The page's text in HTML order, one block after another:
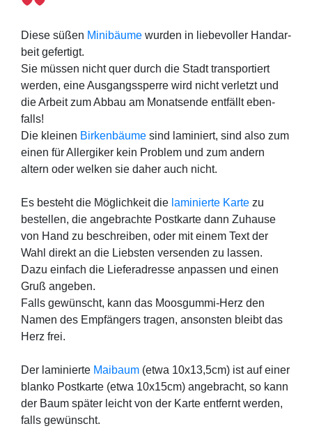
Die­se süßen Mini­bäu­me wur­den in lie­be­vol­ler Hand­ar­
beit gefer­tigt.
Sie müs­sen nicht quer durch die Stadt trans­por­tiert
wer­den, eine Aus­gangs­sper­re wird nicht ver­letzt und
die Arbeit zum Abbau am Monats­en­de ent­fällt eben­
falls!
Die klei­nen Bir­ken­bäu­me sind lami­niert, sind also zum
einen für All­er­gi­ker kein Pro­blem und zum andern
altern oder wel­ken sie daher auch nicht.
Es besteht die Mög­lich­keit die lami­nier­te Kar­te zu
bestel­len, die ange­brach­te Post­kar­te dann Zuhau­se
von Hand zu beschrei­ben, oder mit einem Text der
Wahl direkt an die Liebs­ten ver­sen­den zu las­sen.
Dazu ein­fach die Lie­fer­adres­se anpas­sen und einen
Gruß ange­ben.
Falls gewünscht, kann das Moos­gum­mi-Herz den
Namen des Emp­fän­gers tra­gen, ansons­ten bleibt das
Herz frei.
Der lami­nier­te Mai­baum (etwa 10x13,5cm) ist auf einer
blan­ko Post­kar­te (etwa 10x15cm) ange­bracht, so kann
der Baum spä­ter leicht von der Kar­te ent­fernt wer­den,
falls gewünscht.